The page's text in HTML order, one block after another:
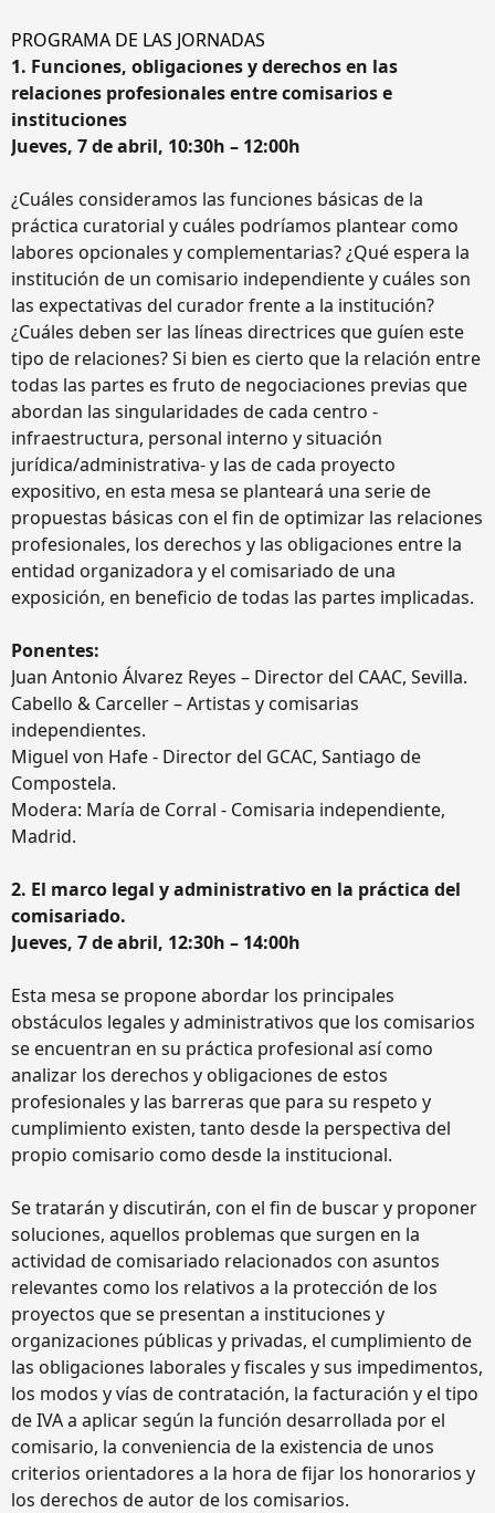
PROGRAMA DE LAS JORNADAS
1. Funciones, obligaciones y derechos en las
relaciones profesionales entre comisarios e
instituciones
Jueves, 7 de abril, 10:30h – 12:00h
¿Cuáles consideramos las funciones básicas de la
práctica curatorial y cuáles podríamos plantear como
labores opcionales y complementarias? ¿Qué espera la
institución de un comisario independiente y cuáles son
las expectativas del curador frente a la institución?
¿Cuáles deben ser las líneas directrices que guíen este
tipo de relaciones? Si bien es cierto que la relación entre
todas las partes es fruto de negociaciones previas que
abordan las singularidades de cada centro -
infraestructura, personal interno y situación
jurídica/administrativa- y las de cada proyecto
expositivo, en esta mesa se planteará una serie de
propuestas básicas con el fin de optimizar las relaciones
profesionales, los derechos y las obligaciones entre la
entidad organizadora y el comisariado de una
exposición, en beneficio de todas las partes implicadas.
Ponentes:
Juan Antonio Álvarez Reyes – Director del CAAC, Sevilla.
Cabello & Carceller – Artistas y comisarias
independientes.
Miguel von Hafe - Director del GCAC, Santiago de
Compostela.
Modera: María de Corral - Comisaria independiente,
Madrid.
2. El marco legal y administrativo en la práctica del
comisariado.
Jueves, 7 de abril, 12:30h – 14:00h
Esta mesa se propone abordar los principales
obstáculos legales y administrativos que los comisarios
se encuentran en su práctica profesional así como
analizar los derechos y obligaciones de estos
profesionales y las barreras que para su respeto y
cumplimiento existen, tanto desde la perspectiva del
propio comisario como desde la institucional.
Se tratarán y discutirán, con el fin de buscar y proponer
soluciones, aquellos problemas que surgen en la
actividad de comisariado relacionados con asuntos
relevantes como los relativos a la protección de los
proyectos que se presentan a instituciones y
organizaciones públicas y privadas, el cumplimiento de
las obligaciones laborales y fiscales y sus impedimentos,
los modos y vías de contratación, la facturación y el tipo
de IVA a aplicar según la función desarrollada por el
comisario, la conveniencia de la existencia de unos
criterios orientadores a la hora de fijar los honorarios y
los derechos de autor de los comisarios.